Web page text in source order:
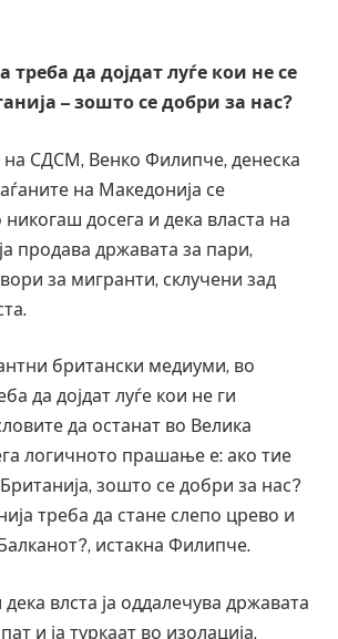
треба да дојдат луѓе кои не се
– зошто се добри за нас?
на СДСМ, Венко Филипче, денеска
на Македонија се
досега и дека власта на
државата за пари,
за мигранти, склучени зад
британски медиуми, во
да дојдат луѓе кои не ги
да останат во Велика
логичното прашање е: ако тие
зошто се добри за нас?
треба да стане слепо црево и
истакна Филипче.
влста ја оддалечува државата
и ја туркаат во изолација,